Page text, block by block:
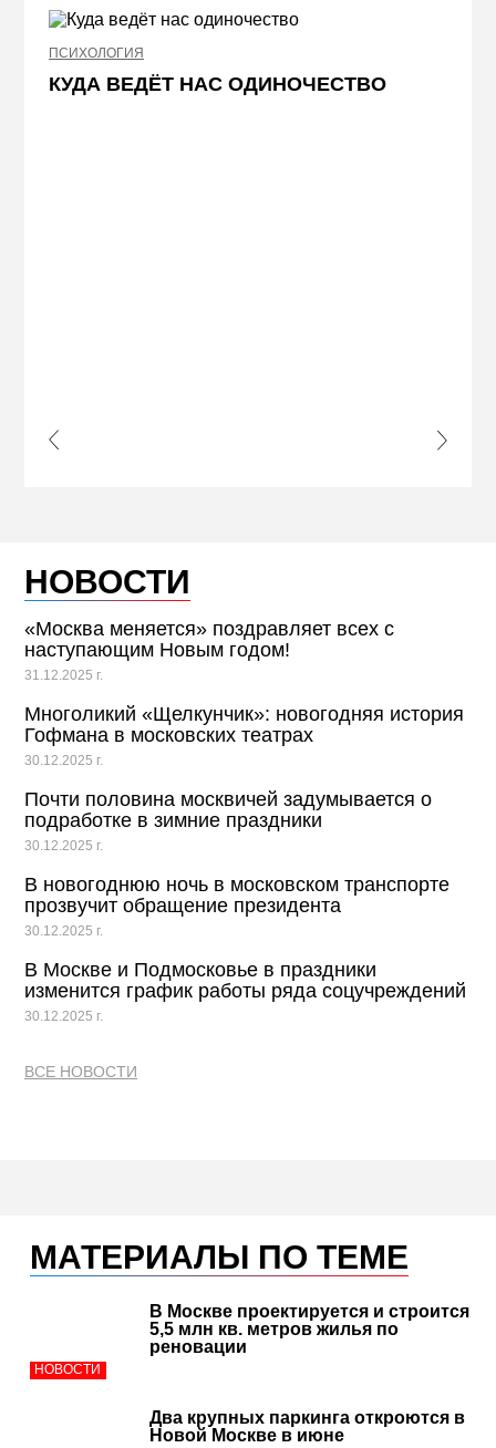
ПСИХОЛОГИЯ
КУДА ВЕДЁТ НАС ОДИНОЧЕСТВО
Slide
Next
НОВОСТИ
«Москва меняется» поздравляет всех с
наступающим Новым годом!
31.12.2025 г.
Многоликий «Щелкунчик»: новогодняя история
Гофмана в московских театрах
30.12.2025 г.
Почти половина москвичей задумывается о
подработке в зимние праздники
30.12.2025 г.
В новогоднюю ночь в московском транспорте
прозвучит обращение президента
30.12.2025 г.
В Москве и Подмосковье в праздники
изменится график работы ряда соцучреждений
30.12.2025 г.
ВСЕ НОВОСТИ
МАТЕРИАЛЫ ПО ТЕМЕ
НОВОСТИ
В Москве проектируется и строится
5,5 млн кв. метров жилья по
реновации
Два крупных паркинга откроются в
Новой Москве в июне